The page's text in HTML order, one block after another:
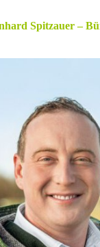
Spitzauer –